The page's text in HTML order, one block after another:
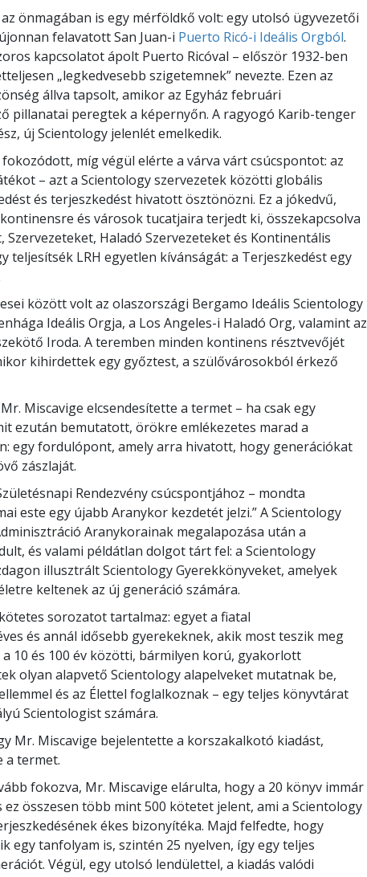
önmagában is egy mérföldkő volt: egy utolsó ügyvezetői
felavatott San Juan-i Puerto Ricó-i Ideális Orgból.
kapcsolatot ápolt Puerto Ricóval – először 1932-ben
„legkedvesebb szigetemnek” nevezte. Ezen az
állva tapsolt, amikor az Egyház februári
pillanatai peregtek a képernyőn. A ragyogó Karib-tenger
új Scientology jelenlét emelkedik.
míg végül elérte a várva várt csúcspontot: az
– azt a Scientology szervezetek közötti globális
és terjeszkedést hivatott ösztönözni. Ez a jókedvű,
és városok tucatjaira terjedt ki, összekapcsolva
Szervezeteket, Haladó Szervezeteket és Kontinentális
teljesítsék LRH egyetlen kívánságát: a Terjeszkedést egy
között volt az olaszországi Bergamo Ideális Scientology
Ideális Orgja, a Los Angeles-i Haladó Org, valamint az
Iroda. A teremben minden kontinens résztvevőjét
kihirdettek egy győztest, a szülővárosokból érkező
Miscavige elcsendesítette a termet – ha csak egy
ezután bemutatott, örökre emlékezetes marad a
egy fordulópont, amely arra hivatott, hogy generációkat
zászlaját.
Rendezvény csúcspontjához – mondta
este egy újabb Aranykor kezdetét jelzi.” A Scientology
Aranykorainak megalapozása után a
és valami példátlan dolgot tárt fel: a Scientology
illusztrált Scientology Gyerekkönyveket, amelyek
keltenek az új generáció számára.
sorozatot tartalmaz: egyet a fiatal
és annál idősebb gyerekeknek, akik most teszik meg
10 és 100 év közötti, bármilyen korú, gyakorlott
olyan alapvető Scientology alapelveket mutatnak be,
és az Élettel foglalkoznak – egy teljes könyvtárat
Scientologist számára.
Mr. Miscavige bejelentette a korszakalkotó kiadást,
a termet.
fokozva, Mr. Miscavige elárulta, hogy a 20 könyv immár
ez összesen több mint 500 kötetet jelent, ami a Scientology
ékes bizonyítéka. Majd felfedte, hogy
egy tanfolyam is, szintén 25 nyelven, így egy teljes
Végül, egy utolsó lendülettel, a kiadás valódi